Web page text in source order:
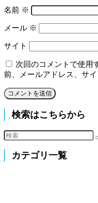
名前 ※
メール ※
サイト
次回のコメントで使用
前、メールアドレス、サイ
検索はこちらから
カテゴリ一覧